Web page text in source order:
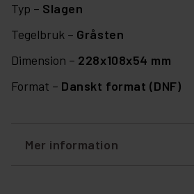
Typ – Slagen
Tegelbruk – Gråsten
Dimension – 228x108x54 mm
Format – Danskt format (DNF)
Mer information